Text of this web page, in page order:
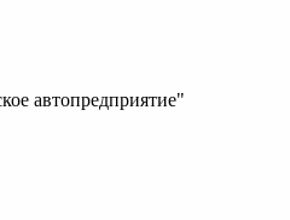
автопредприятие"